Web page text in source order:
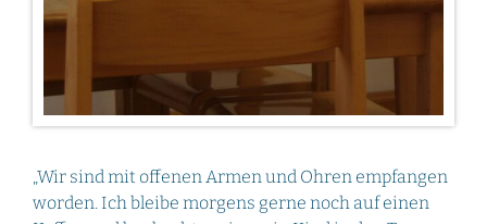
„Wir sind mit offenen Armen und Ohren empfangen
worden. Ich bleibe morgens gerne noch auf einen